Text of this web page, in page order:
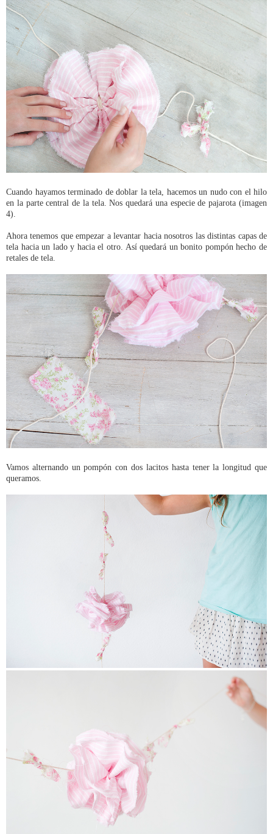
Cuando hayamos terminado de doblar la tela, hacemos un nudo con el hilo
en la parte central de la tela. Nos quedará una especie de pajarota (imagen
4).
Ahora tenemos que empezar a levantar hacia nosotros las distintas capas de
tela hacia un lado y hacia el otro. Así quedará un bonito pompón hecho de
retales de tela.
Vamos alternando un pompón con dos lacitos hasta tener la longitud que
queramos.